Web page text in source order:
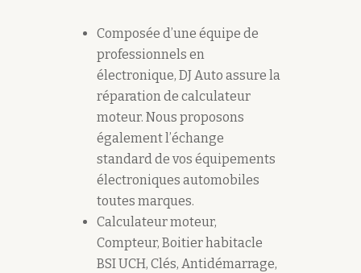
Composée d’une équipe de
professionnels en
électronique, DJ Auto assure la
réparation de calculateur
moteur. Nous proposons
également l’échange
standard de vos équipements
électroniques automobiles
toutes marques.
Calculateur moteur,
Compteur, Boitier habitacle
BSI UCH, Clés, Antidémarrage,